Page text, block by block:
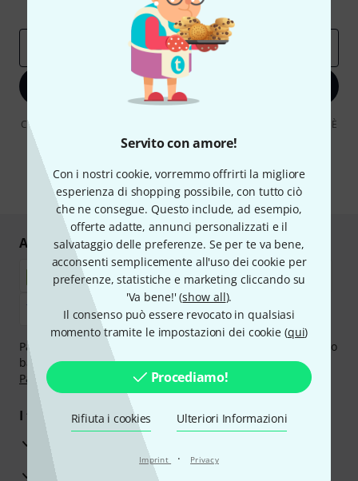
Servito con amore!
Con i nostri cookie, vorremmo offrirti la migliore
esperienza di shopping possibile, con tutto ciò
che ne consegue. Questo include, ad esempio,
offerte adatte, annunci personalizzati e il
salvataggio delle preferenze. Se per te va bene,
acconsenti semplicemente all'uso dei cookie per
preferenze, statistiche e marketing cliccando su
'Va bene!' (show all).
Il consenso può essere revocato in qualsiasi
momento tramite le impostazioni dei cookie (qui)
Procediamo!
Rifiuta i cookies Ulteriori Informazioni
Imprint · Privacy
Approfondimenti Thomann
Iscriviti ora
Cliccando su "Iscriviti ora", lei accetta di ricevere pubblicità via e-mail. È
possibile annullare l'iscrizione in qualsiasi momento. Può trovare
ulteriori informazioni sulla newsletter nelle nostre linee guida per la
* Richiesto
Acquisti e pagamenti sicuri
Paga in tutta sicurezza con Contanti alla consegna, Bonifico
bancario, PayPal, Amazon Pay,Klarna Paga Ora,Klarna
Paga in 3 rate
oppure Carta di credito.
I tuoi vantaggi
3 anni di garanzia Thomann
30 giorni di garanzia soddisfatti o rimborsati